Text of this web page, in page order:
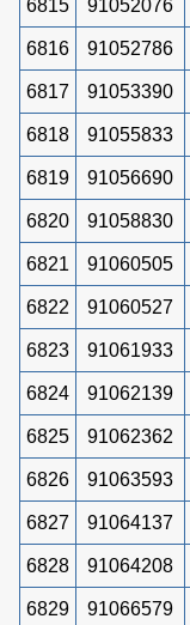
6815 91052076
6816 91052786
6817 91053390
6818 91055833
6819 91056690
6820 91058830
6821 91060505
6822 91060527
6823 91061933
6824 91062139
6825 91062362
6826 91063593
6827 91064137
6828 91064208
6829 91066579